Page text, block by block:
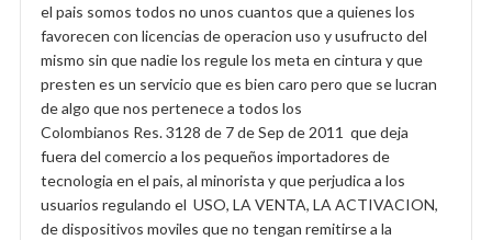
el pais somos todos no unos cuantos que a quienes los
favorecen con licencias de operacion uso y usufructo del
mismo sin que nadie los regule los meta en cintura y que
presten es un servicio que es bien caro pero que se lucran
de algo que nos pertenece a todos los
Colombianos Res. 3128 de 7 de Sep de 2011 que deja
fuera del comercio a los pequeños importadores de
tecnologia en el pais, al minorista y que perjudica a los
usuarios regulando el USO, LA VENTA, LA ACTIVACION,
de dispositivos moviles que no tengan remitirse a la